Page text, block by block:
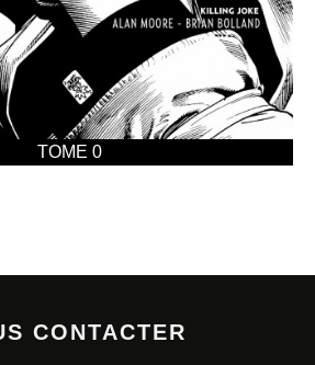
TOME 0
CONTACTER